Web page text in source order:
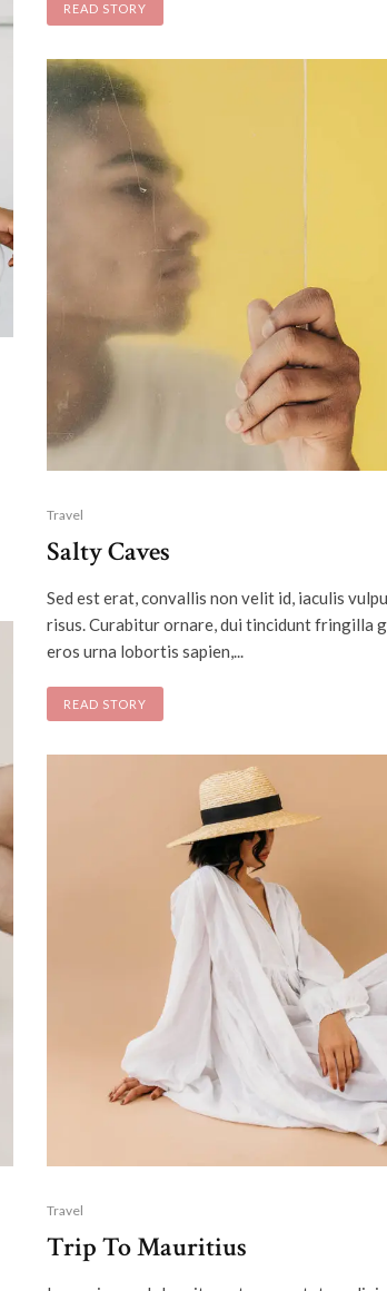
READ STORY
Travel
Salty Caves
Sed est erat, convallis non velit id, iaculis
risus. Curabitur ornare, dui tincidunt fringilla
eros urna lobortis sapien,...
READ STORY
Travel
Trip To Mauritius